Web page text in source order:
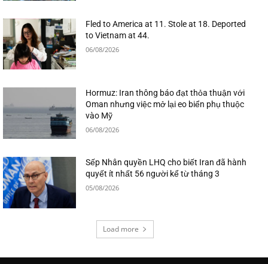
Fled to America at 11. Stole at 18. Deported
to Vietnam at 44.
06/08/2026
Hormuz: Iran thông báo đạt thỏa thuận với
Oman nhưng việc mở lại eo biển phụ thuộc
vào Mỹ
06/08/2026
Sếp Nhân quyền LHQ cho biết Iran đã hành
quyết ít nhất 56 người kể từ tháng 3
05/08/2026
Load more